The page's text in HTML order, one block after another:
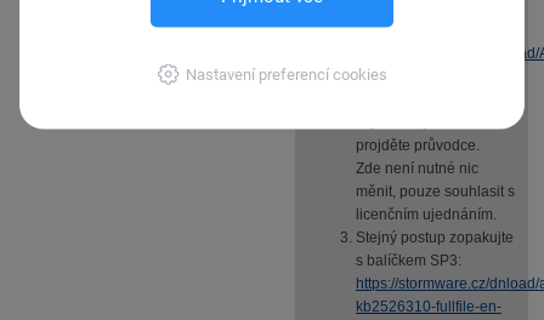
Nastavení preferencí cookies
odkazu:
https://stormware.cz/
Po stažení soubor
projděte průvodce.
Zde není nutné nic
měnit, pouze souhlasit s
licenčním ujednáním.
Stejný postup zopakujte
s balíčkem SP3:
https://stormware.cz/
kb2526310-fullfile-en-